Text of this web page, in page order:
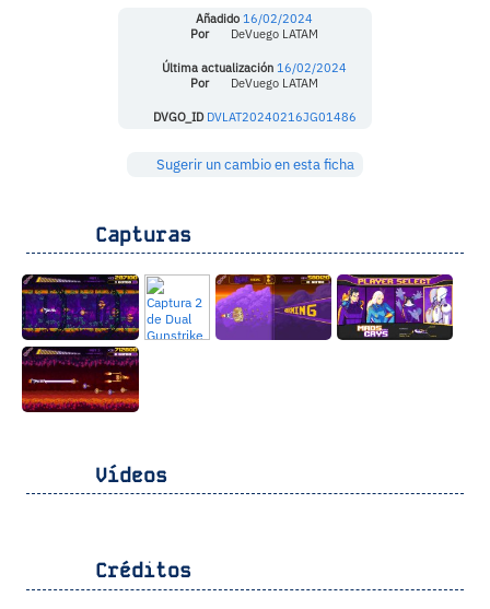
Añadido 16/02/2024
Por
DeVuego LATAM
Última actualización 16/02/2024
Por
DeVuego LATAM
DVGO_ID DVLAT20240216JG01486
Sugerir un cambio en esta ficha
Capturas
Vídeos
Créditos